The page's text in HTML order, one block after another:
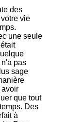
des
vie
une seule
pas
sage
avoir
que tout
Des
à